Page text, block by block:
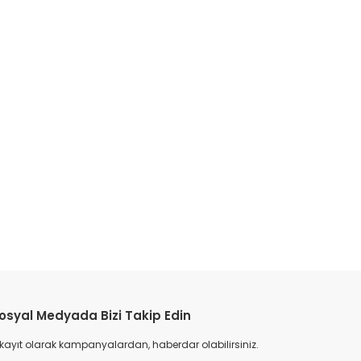
Medyada Bizi Takip Edin
olarak kampanyalardan, haberdar olabilirsiniz.